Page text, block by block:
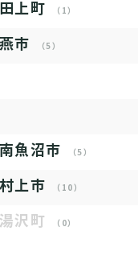
田上町 （1）
燕市 （5）
南魚沼市 （5）
村上市 （10）
湯沢町 （0）